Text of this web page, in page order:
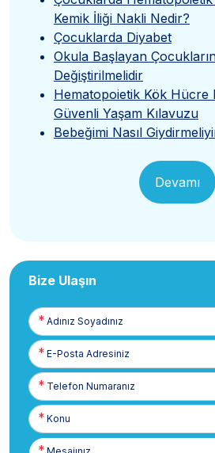
Kemik İliği Nakli Nedir?
Çocuklarda Diyabet
Okula Başlayan
Değiştirilmelidir
Hematopoietik Kök Hücre
Güvenli Yaşam Kılavuzu
Bebeğimi Nasıl
Devamı
Bize Ulaşın
Adınız
Soyadınız
E-
Posta
Telefon
Numaranız